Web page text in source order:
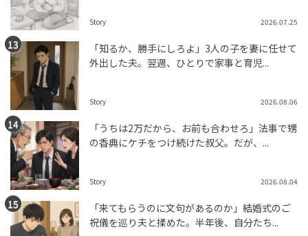
Story 2026.07.25
「知るか、勝手にしろよ」3人の子を妻に任せて
外出した夫。翌週、ひとりで家事と育児...
Story 2026.08.06
「うちは2万だから、お前も合わせろ」法事で甥
の香典にケチをつけ続けた叔父。だが、...
Story 2026.08.04
「来てもらうのに文句があるのか」結婚式のご
祝儀を巡り夫と揉めた。半年後、自分たち...